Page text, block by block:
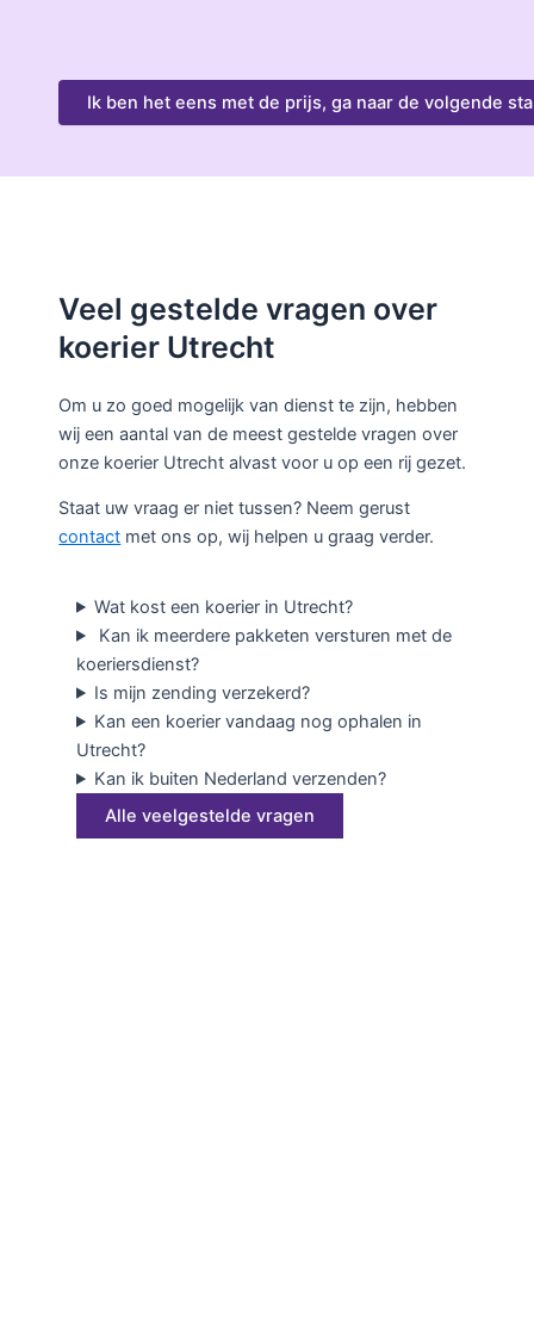
Veel gestelde vragen over
koerier Utrecht
Om u zo goed mogelijk van dienst te zijn, hebben
wij een aantal van de meest gestelde vragen over
onze koerier Utrecht alvast voor u op een rij gezet.
Staat uw vraag er niet tussen? Neem gerust
contact met ons op, wij helpen u graag verder.
Wat kost een koerier in Utrecht?
Kan ik meerdere pakketen versturen met de
koeriersdienst?
Is mijn zending verzekerd?
Kan een koerier vandaag nog ophalen in
Utrecht?
Kan ik buiten Nederland verzenden?
Alle veelgestelde vragen